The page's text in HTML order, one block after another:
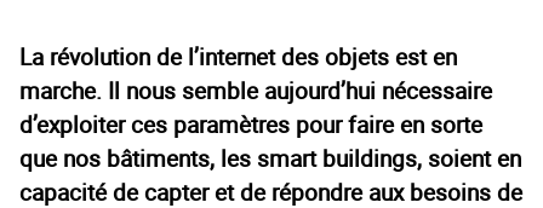
La révolution de l’internet des objets est en
marche. Il nous semble aujourd’hui nécessaire
d’exploiter ces paramètres pour faire en sorte
que nos bâtiments, les smart buildings, soient en
capacité de capter et de répondre aux besoins de